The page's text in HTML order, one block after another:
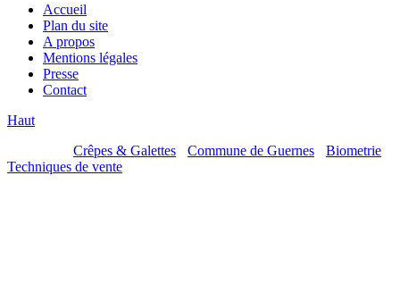
Accueil
Plan du site
A propos
Mentions légales
Presse
Contact
Haut
Crêpes & Galettes Commune de Guernes Biometrie
Techniques de vente